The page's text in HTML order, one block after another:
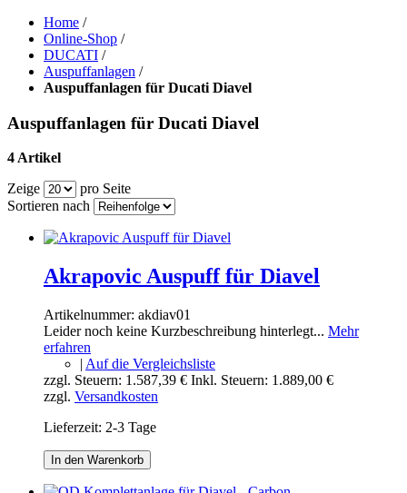
Home /
Online-Shop /
DUCATI /
Auspuffanlagen /
Auspuffanlagen für Ducati Diavel
Auspuffanlagen für Ducati Diavel
4 Artikel
Zeige
pro Seite
Sortieren nach
Akrapovic Auspuff für Diavel
Artikelnummer: akdiav01
Leider noch keine Kurzbeschreibung hinterlegt... Mehr
erfahren
| Auf die Vergleichsliste
zzgl. Steuern: 1.587,39 € Inkl. Steuern: 1.889,00 €
zzgl. Versandkosten
Lieferzeit: 2-3 Tage
In den Warenkorb